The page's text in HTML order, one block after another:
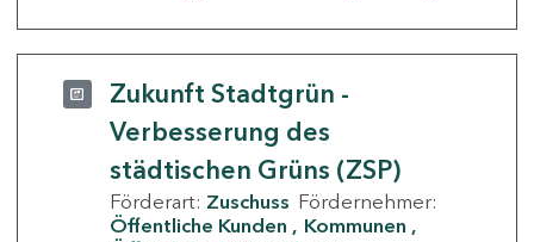
Zukunft Stadtgrün -
Verbesserung des
städtischen Grüns (ZSP)
Förderart: Zuschuss Fördernehmer:
Öffentliche Kunden
Kommunen